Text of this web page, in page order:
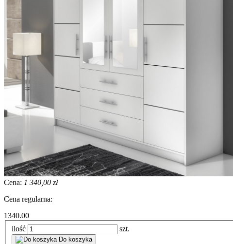
Cena: 1 340,00 zł
Cena regularna:
1340.00
ilość
szt.
Do koszyka